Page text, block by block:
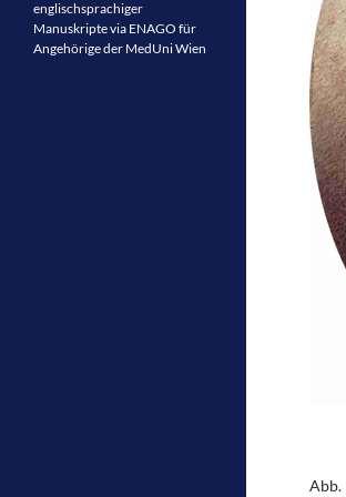
englischsprachiger
Manuskripte via ENAGO für
Angehörige der MedUni Wien